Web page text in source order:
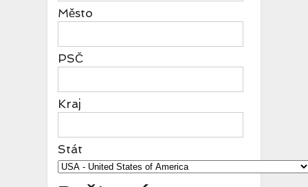
Město
PSČ
Kraj
Stát